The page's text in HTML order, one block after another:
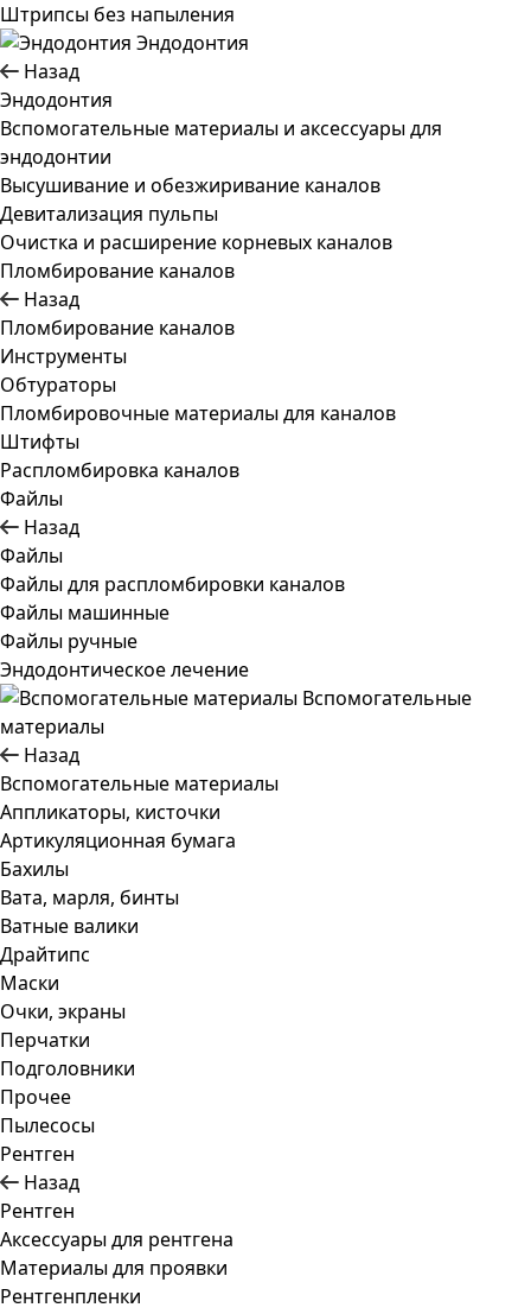
Штрипсы без напыления
Эндодонтия
Назад
Эндодонтия
Вспомогательные материалы и аксессуары для
эндодонтии
Высушивание и обезжиривание каналов
Девитализация пульпы
Очистка и расширение корневых каналов
Пломбирование каналов
Назад
Пломбирование каналов
Инструменты
Обтураторы
Пломбировочные материалы для каналов
Штифты
Распломбировка каналов
Файлы
Назад
Файлы
Файлы для распломбировки каналов
Файлы машинные
Файлы ручные
Эндодонтическое лечение
Вспомогательные
материалы
Назад
Вспомогательные материалы
Аппликаторы, кисточки
Артикуляционная бумага
Бахилы
Вата, марля, бинты
Ватные валики
Драйтипс
Маски
Очки, экраны
Перчатки
Подголовники
Прочее
Пылесосы
Рентген
Назад
Рентген
Аксессуары для рентгена
Материалы для проявки
Рентгенпленки